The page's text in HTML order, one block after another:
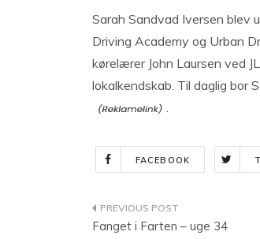
Sarah Sandvad Iversen blev
Driving Academy og Urban
kørelærer John Laursen ved
lokalkendskab. Til daglig bor
.
FACEBOOK
Indlægsnavigation
Fanget i Farten – uge 34